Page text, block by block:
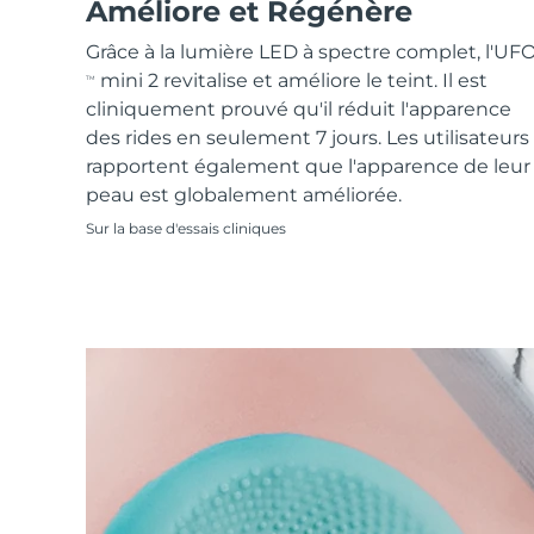
Améliore et Régénère
Grâce à la lumière LED à spectre complet,
TM
mini 2 revitalise et améliore le teint. Il est
cliniquement prouvé qu'il réduit l'apparence
des rides en seulement 7 jours. Les utilisateurs
rapportent également que l'apparence de leur
peau est globalement améliorée.
Sur la base d'essais cliniques
All acne treatment devices
All revitalizing eye massagers
Soins de la peau KIWI™
Advanced pore care essentials
Serum
For healthy hair
issa™ Teeth Whitening Gel
18% PAP
Cosmétiques Hommes
Acheter tout
FOREO APP